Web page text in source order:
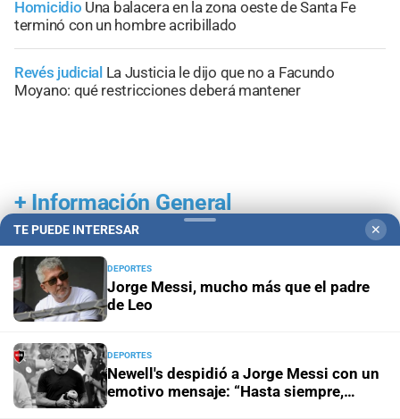
Homicidio Una balacera en la zona oeste de Santa Fe
terminó con un hombre acribillado
Revés judicial La Justicia le dijo que no a Facundo
Moyano: qué restricciones deberá mantener
+Información General
TE PUEDE INTERESAR ✕
DEPORTES
Jorge Messi, mucho más que el padre
de Leo
DEPORTES
Newell's despidió a Jorge Messi con un
emotivo mensaje: “Hasta siempre,